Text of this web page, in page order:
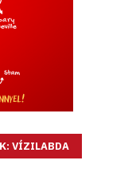
VÍZILABDA